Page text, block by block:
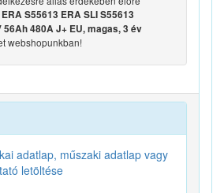
ERA S55613 ERA SLI S55613
480A J+ EU, magas, 3 év
webshopunkban!
adatlap, műszaki adatlap vagy
letöltése